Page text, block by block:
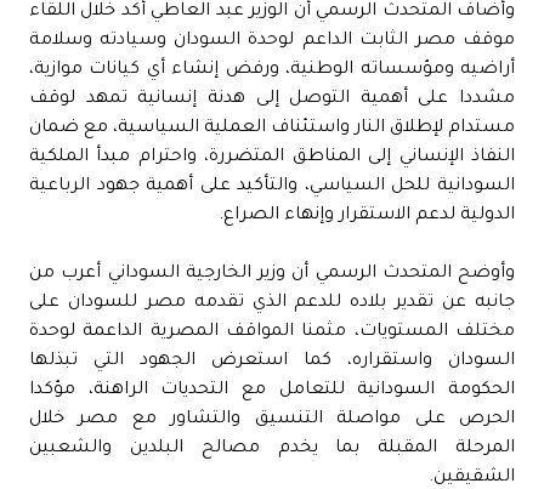
وأضاف المتحدث الرسمي أن الوزير عبد العاطي أكد خلال اللقاء
موقف مصر الثابت الداعم لوحدة السودان وسيادته وسلامة
أراضيه ومؤسساته الوطنية، ورفض إنشاء أي كيانات موازية،
مشددا على أهمية التوصل إلى هدنة إنسانية تمهد لوقف
مستدام لإطلاق النار واستئناف العملية السياسية، مع ضمان
النفاذ الإنساني إلى المناطق المتضررة، واحترام مبدأ الملكية
السودانية للحل السياسي، والتأكيد على أهمية جهود الرباعية
الدولية لدعم الاستقرار وإنهاء الصراع.
وأوضح المتحدث الرسمي أن وزير الخارجية السوداني أعرب من
جانبه عن تقدير بلاده للدعم الذي تقدمه مصر للسودان على
مختلف المستويات، مثمنا المواقف المصرية الداعمة لوحدة
السودان واستقراره، كما استعرض الجهود التي تبذلها
الحكومة السودانية للتعامل مع التحديات الراهنة، مؤكدا
الحرص على مواصلة التنسيق والتشاور مع مصر خلال
المرحلة المقبلة بما يخدم مصالح البلدين والشعبين
الشقيقين.